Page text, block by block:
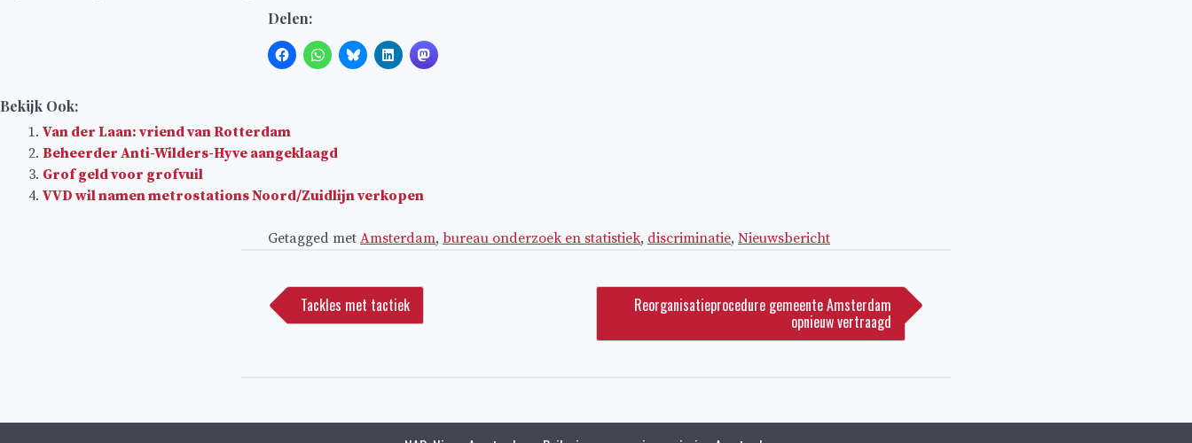
Delen:
Bekijk Ook:
Van der Laan: vriend van Rotterdam
Beheerder Anti-Wilders-Hyve aangeklaagd
Grof geld voor grofvuil
VVD wil namen metrostations Noord/Zuidlijn verkopen
Getagged met Amsterdam, bureau onderzoek en statistiek, discriminatie, Nieuwsbericht
navigatie
Tackles met tactiek Reorganisatieprocedure gemeente Amsterdam
opnieuw vertraagd